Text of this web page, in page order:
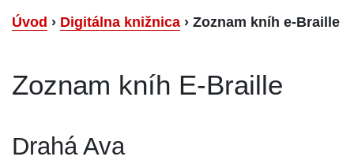
Úvod › Digitálna knižnica › Zoznam kníh e-Braille
Zoznam kníh E-Braille
Drahá Ava